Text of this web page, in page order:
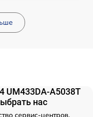
UM433DA-A5038T
нас
сервис-центров,